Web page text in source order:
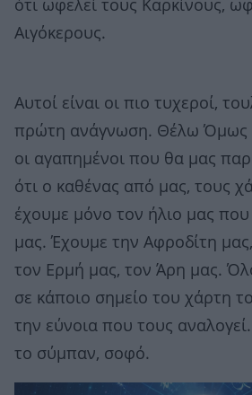
ότι ωφελεί τους Καρκίνους,
Αιγόκερους.
Αυτοί είναι οι πιο τυχεροί,
πρώτη ανάγνωση. Θέλω Όμως
οι αγαπημένοι που θα μας
ότι ο καθένας από μας, τους
έχουμε μόνο τον ήλιο μας που
μας. Έχουμε την Αφροδίτη
τον Ερμή μας, τον Άρη μας.
σε κάποιο σημείο του χάρτη
την εύνοια που τους αναλογεί.
το σύμπαν, σοφό.